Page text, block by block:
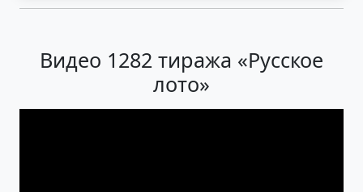
Видео 1282 тиража «Русское
лото»